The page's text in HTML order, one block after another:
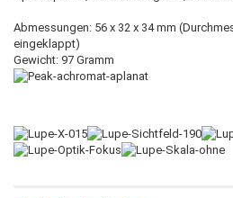
Abmessungen: 56 x 32 x 34 mm
eingeklappt)
Gewicht: 97 Gramm